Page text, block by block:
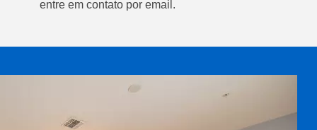
entre em contato por email.